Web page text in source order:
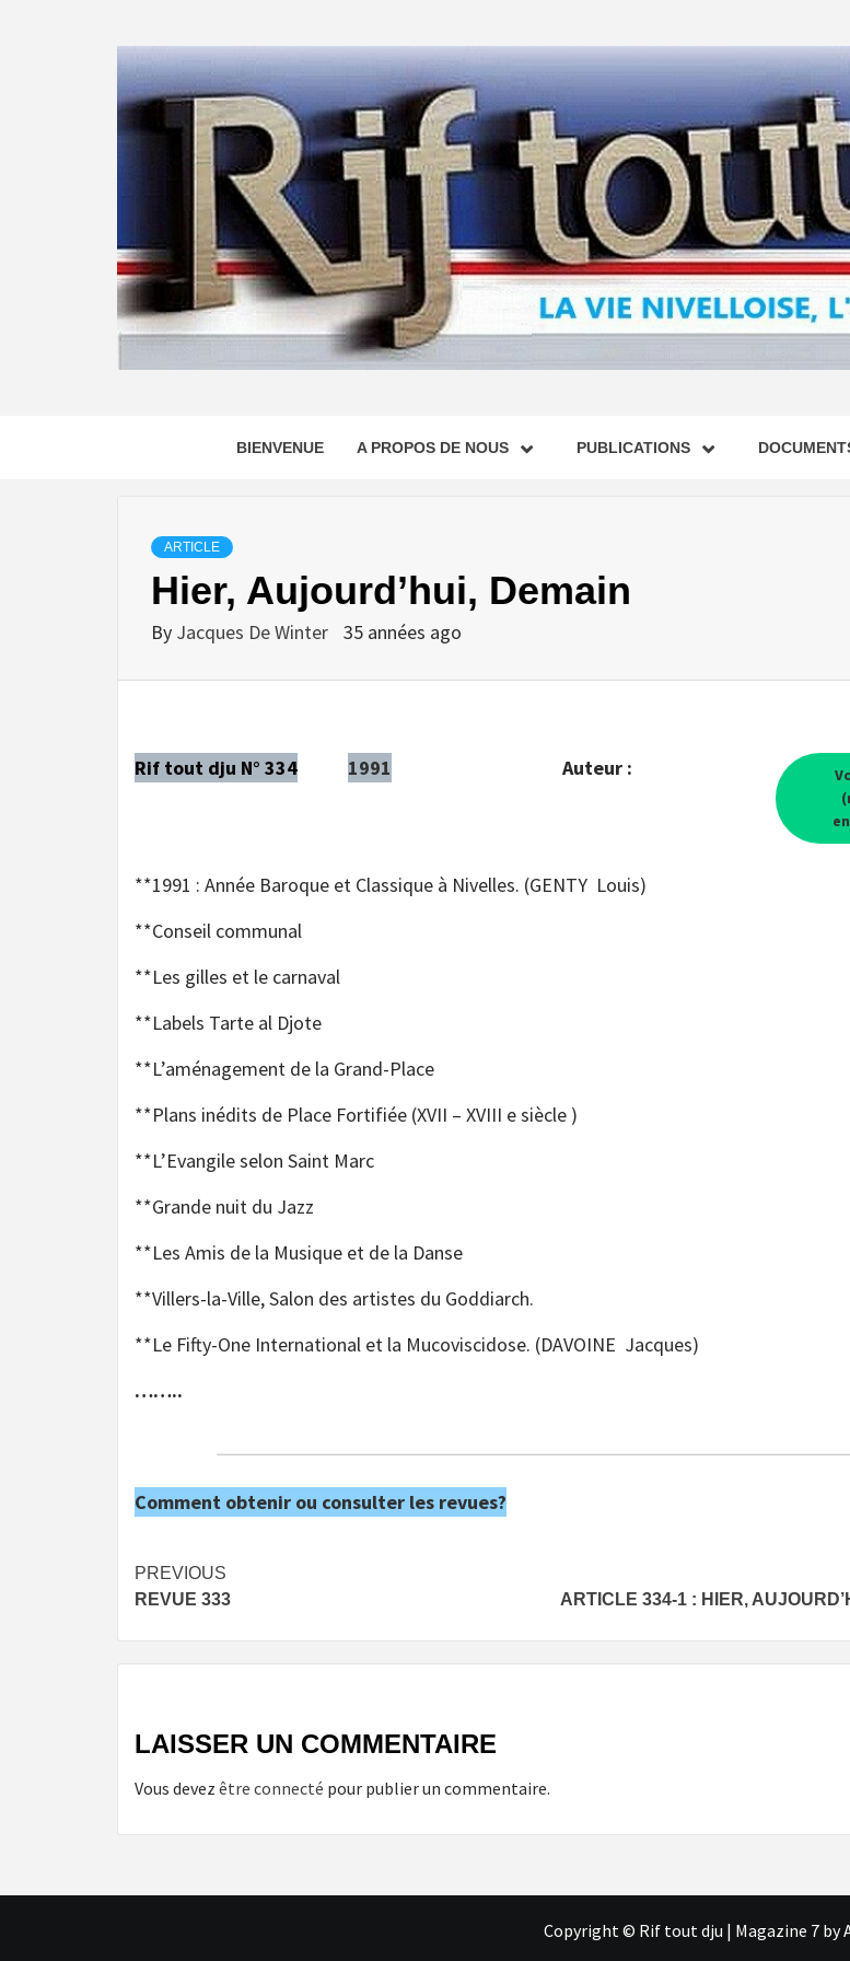
BIENVENUE A PROPOS DE NOUS PUBLICATIONS
ARTICLE
Hier, Aujourd’hui, Demain
By Jacques De Winter 35 années ago
Rif tout dju N° 334 1991 Auteur :
**1991 : Année Baroque et Classique à Nivelles. (GENTY Louis)
**Conseil communal
**Les gilles et le carnaval
**Labels Tarte al Djote
**L’aménagement de la Grand-Place
**Plans inédits de Place Fortifiée (XVII – XVIII e siècle )
**L’Evangile selon Saint Marc
**Grande nuit du Jazz
**Les Amis de la Musique et de la Danse
**Villers-la-Ville, Salon des artistes du Goddiarch.
**Le Fifty-One International et la Mucoviscidose. (DAVOINE Jacques)
……..
Comment obtenir ou consulter les revues?
Post
navigation
PREVIOUS
REVUE 333
ARTICLE 334-1 : HIER,
LAISSER UN COMMENTAIRE
Vous devez être connecté pour publier un commentaire.
Copyright © Rif tout dju | Magazine 7 by